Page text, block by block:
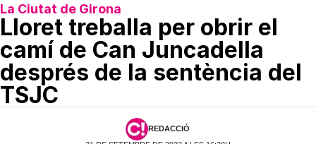
La Ciutat de Girona
Lloret treballa per obrir el
camí de Can Juncadella
després de la sentència del
TSJC
REDACCIÓ